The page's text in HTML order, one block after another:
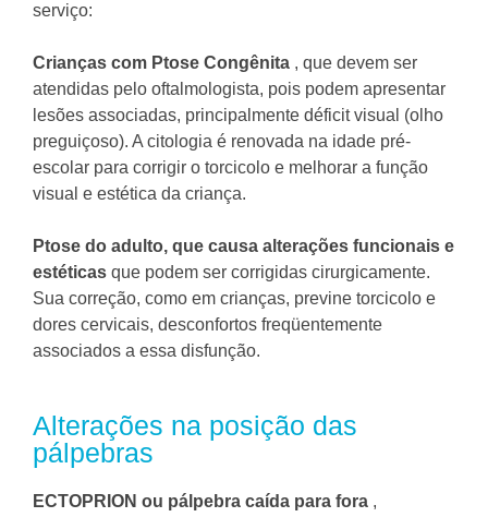
serviço:
Crianças com Ptose Congênita , que devem ser
atendidas pelo oftalmologista, pois podem apresentar
lesões associadas, principalmente déficit visual (olho
preguiçoso). A citologia é renovada na idade pré-
escolar para corrigir o torcicolo e melhorar a função
visual e estética da criança.
Ptose do adulto, que causa alterações funcionais e
estéticas que podem ser corrigidas cirurgicamente.
Sua correção, como em crianças, previne torcicolo e
dores cervicais, desconfortos freqüentemente
associados a essa disfunção.
Alterações na posição das
pálpebras
ECTOPRION ou pálpebra caída para fora ,